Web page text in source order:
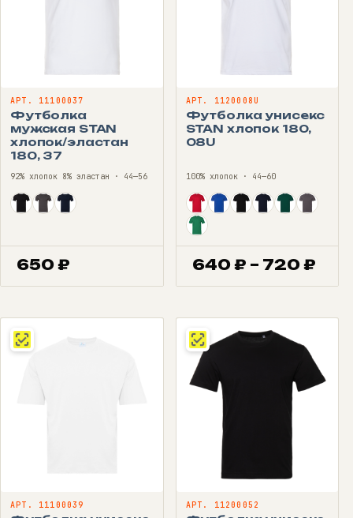
АРТ. 11100037
Футболка
мужская STAN
хлопок/эластан
180, 37
92% хлопок 8% эластан · 44—56
650 ₽
АРТ. 1120008U
Футболка унисекс
STAN хлопок 180,
08U
100% хлопок · 44—60
640 ₽ – 720 ₽
–
АРТ. 11100039 АРТ. 11200052